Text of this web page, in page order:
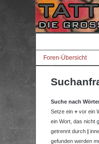
Foren-Übersicht
Suche nach
Setze ein + vor ein
ein Wort, das nicht
getrennt durch |
gefunden werden